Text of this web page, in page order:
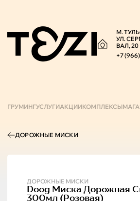
М.
УЛ.
ВАЛ, 20
+7
ГРУМИНГУСЛУГИАКЦИИКОМПЛЕКСЫ
ДОРОЖНЫЕ МИСКИ
ДОРОЖНЫЕ МИСКИ
Doog Миска Дорожная
300мл (розовая)